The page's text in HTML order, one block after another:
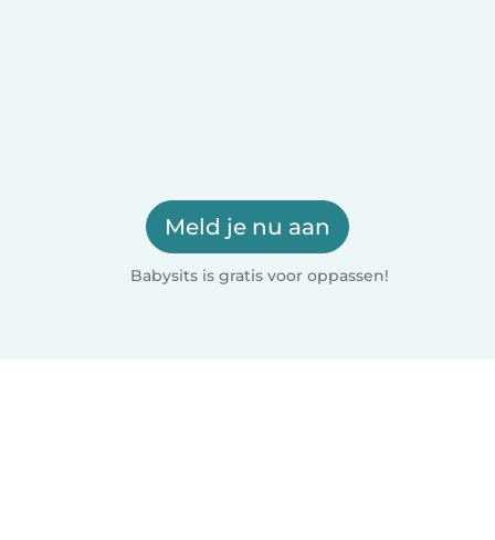
Meld je nu aan
Babysits is gratis voor oppassen!